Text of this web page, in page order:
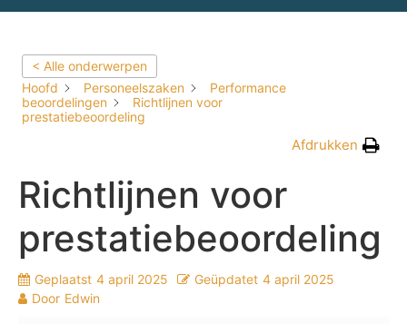
< Alle onderwerpen
Hoofd
Personeelszaken
Performance
beoordelingen
Richtlijnen voor
prestatiebeoordeling
Afdrukken
Richtlijnen voor
prestatiebeoordeling
Geplaatst 4 april 2025 Geüpdatet 4 april 2025
Door Edwin